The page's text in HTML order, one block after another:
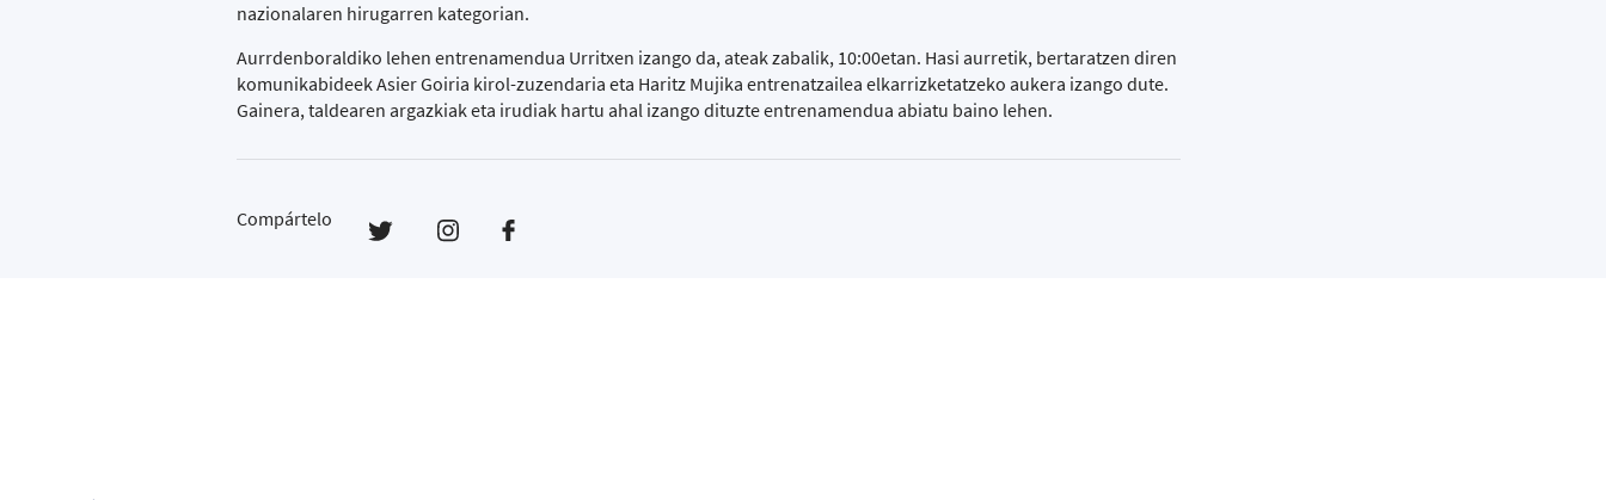
nazionalaren hirugarren kategorian.
Aurrdenboraldiko lehen entrenamendua Urritxen izango da, ateak zabalik, 10:00etan. Hasi aurretik, bertaratzen diren
komunikabideek Asier Goiria kirol-zuzendaria eta Haritz Mujika entrenatzailea elkarrizketatzeko aukera izango dute.
Gainera, taldearen argazkiak eta irudiak hartu ahal izango dituzte entrenamendua abiatu baino lehen.
Compártelo